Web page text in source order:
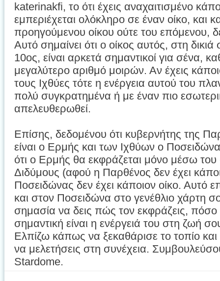
katerinakfi, το ότι έχεις αναχαιτισμένο
εμπεριέχεται ολόκληρο σε έναν οίκο, και
προηγούμενου οίκου ούτε του επόμενου,
Αυτό σημαίνει ότι ο οίκος αυτός, στη
10ος, είναι αρκετά σημαντικοί για σένα,
μεγαλύτερο αριθμό μοιρών. Αν έχεις
τους Ιχθύες τότε η ενέργεια αυτού του
πολύ συγκρατημένα ή με έναν πιο
απελευθερωθεί.
Επίσης, δεδομένου ότι κυβερνήτης της
είναι ο Ερμής και των Ιχθύων ο
ότι ο Ερμής θα εκφράζεται μόνο μέσω του
Διδύμους (αφού η Παρθένος δεν έχει
Ποσειδώνας δεν έχει κάποιον οίκο. Αυτό
και στον Ποσειδώνα στο γενέθλιο χάρτη
σημασία να δεις πώς τον εκφράζεις,
σημαντική είναι η ενέργειά του στη ζωή
Ελπίζω κάπως να ξεκαθάρισε το τοπίο και
να μελετήσεις στη συνέχεια.
Stardome.